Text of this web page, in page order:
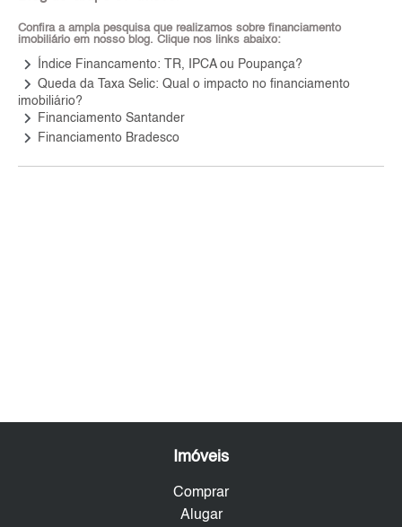
Confira a ampla pesquisa que realizamos sobre financiamento
imobiliário em nosso blog. Clique nos links abaixo:
keyboard_arrow_right Índice Financamento: TR, IPCA ou Poupança?
keyboard_arrow_right Queda da Taxa Selic: Qual o impacto no financiamento
imobiliário?
keyboard_arrow_right Financiamento Santander
keyboard_arrow_right Financiamento Bradesco
Imóveis
Comprar
Alugar